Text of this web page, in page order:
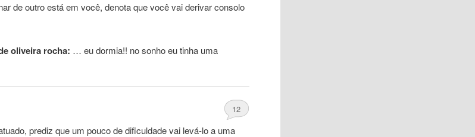
de outro está em você, denota que você vai derivar consolo
oliveira rocha: … eu dormia!! nosonho eu tinha uma
12
prediz que um pouco de dificuldade vai levá-lo a uma